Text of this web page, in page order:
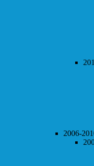
2006-